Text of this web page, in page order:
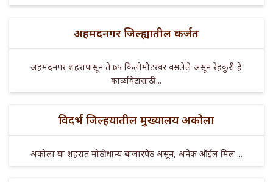
अहमदनगर जिल्ह्यातील कर्जत
अहमदनगर शहरापासून ते ७५ किलोमीटरवर वसलेले असून रेहकुरी हे
काळविटांसाठी ...
विदर्भ जिल्हयातील मुख्यालय अकोला
अकोला या शहरात मोठी धान्य बाजारपेठ असून, अनेक ऑईल मिल ...